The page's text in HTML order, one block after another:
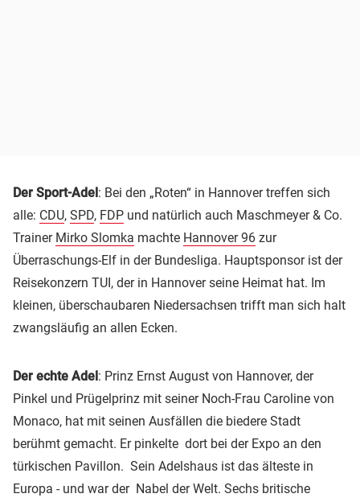
Der Sport-Adel: Bei den „Roten“ in Hannover treffen sich
alle: CDU, SPD, FDP und natürlich auch Maschmeyer & Co.
Trainer Mirko Slomka machte Hannover 96 zur
Überraschungs-Elf in der Bundesliga. Hauptsponsor ist der
Reisekonzern TUI, der in Hannover seine Heimat hat. Im
kleinen, überschaubaren Niedersachsen trifft man sich halt
zwangsläufig an allen Ecken.
Der echte Adel: Prinz Ernst August von Hannover, der
Pinkel und Prügelprinz mit seiner Noch-Frau Caroline von
Monaco, hat mit seinen Ausfällen die biedere Stadt
berühmt gemacht. Er pinkelte dort bei der Expo an den
türkischen Pavillon. Sein Adelshaus ist das älteste in
Europa - und war der Nabel der Welt. Sechs britische